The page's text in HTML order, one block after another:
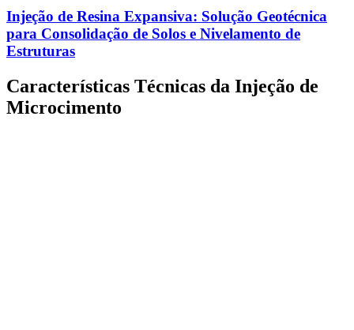
Injeção de Resina Expansiva: Solução Geotécnica
para Consolidação de Solos e Nivelamento de
Estruturas
Características Técnicas da Injeção de
Microcimento